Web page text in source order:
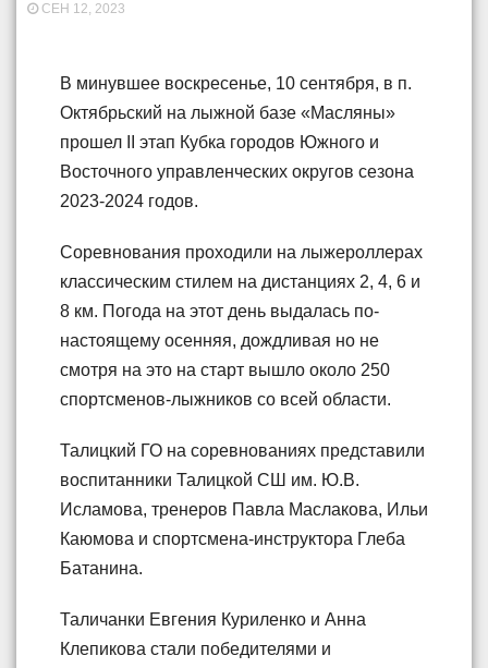
СЕН 12, 2023
В минувшее воскресенье, 10 сентября, в п.
Октябрьский на лыжной базе «Масляны»
прошел II этап Кубка городов Южного и
Восточного управленческих округов сезона
2023-2024 годов.
Соревнования проходили на лыжероллерах
классическим стилем на дистанциях 2, 4, 6 и
8 км. Погода на этот день выдалась по-
настоящему осенняя, дождливая но не
смотря на это на старт вышло около 250
спортсменов-лыжников со всей области.
Талицкий ГО на соревнованиях представили
воспитанники Талицкой СШ им. Ю.В.
Исламова, тренеров Павла Маслакова, Ильи
Каюмова и спортсмена-инструктора Глеба
Батанина.
Таличанки Евгения Куриленко и Анна
Клепикова стали победителями и